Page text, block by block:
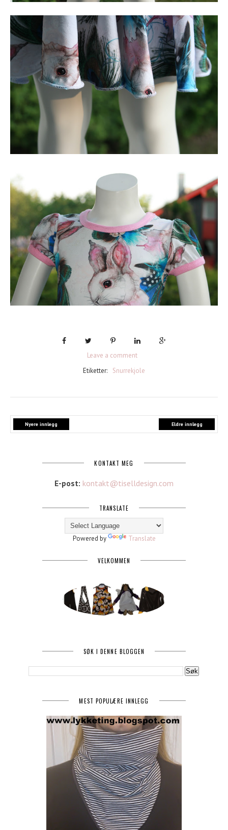
Leave a comment
Etiketter:
Snurrekjole
Nyere innlegg Eldre innlegg
KONTAKT MEG
E-post: kontakt@tiselldesign.com
TRANSLATE
Powered by Translate
VELKOMMEN
SØK I DENNE BLOGGEN
MEST POPULÆRE INNLEGG